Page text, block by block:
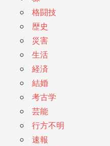
格闘技
歴史
災害
生活
経済
結婚
考古学
芸能
行方不明
速報